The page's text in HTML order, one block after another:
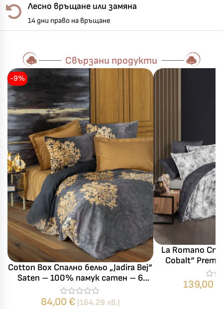
Лесно връщане или замяна
14 дни право на връщане
Свързани продукти
-9%
Cotton Box Спално бельо „Jadira Bej“
Saten – 100% памук сатен – 6
части – за спалня
84,00 € (164.29 лв.)
La Romano
Cobalt“
памук – 300
139,00